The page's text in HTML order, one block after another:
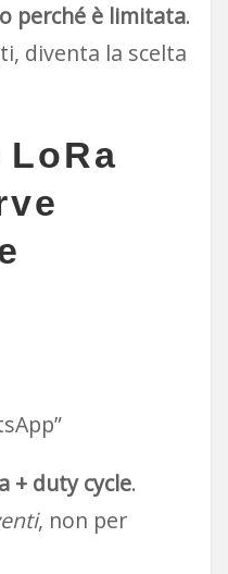
perché è limitata.
diventa la scelta
LoRa
+ duty cycle.
, non per